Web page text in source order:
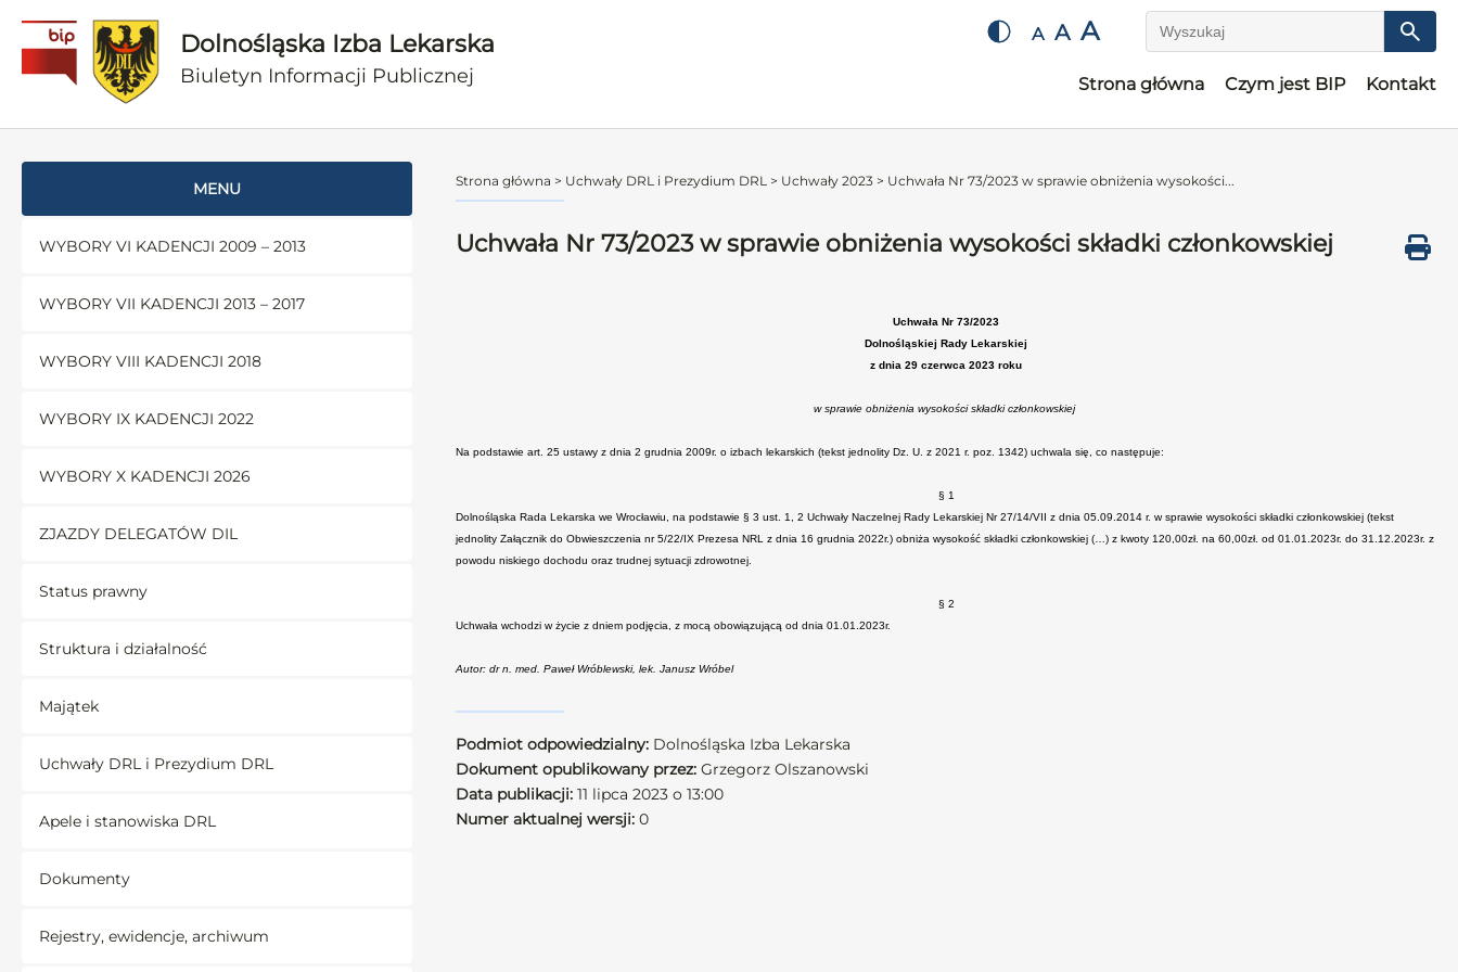
Dolnośląska Izba Lekarska
Biuletyn Informacji Publicznej
A A A Wyszukaj
Strona główna Czym jest BIP Kontakt
MENU
WYBORY VI KADENCJI 2009 – 2013
WYBORY VII KADENCJI 2013 – 2017
WYBORY VIII KADENCJI 2018
WYBORY IX KADENCJI 2022
WYBORY X KADENCJI 2026
ZJAZDY DELEGATÓW DIL
Status prawny
Struktura i działalność
Majątek
Uchwały DRL i Prezydium DRL
Apele i stanowiska DRL
Dokumenty
Rejestry, ewidencje, archiwum
Strona główna > Uchwały DRL i Prezydium DRL > Uchwały 2023 > Uchwała Nr 73/2023 w sprawie obniżenia wysokości...
Uchwała Nr 73/2023 w sprawie obniżenia wysokości składki członkowskiej
Uchwała Nr 73/2023
Dolnośląskiej Rady Lekarskiej
z dnia 29 czerwca 2023 roku
w sprawie obniżenia wysokości składki członkowskiej
Na podstawie art. 25 ustawy z dnia 2 grudnia 2009r. o izbach lekarskich (tekst jednolity Dz. U. z 2021 r. poz. 1342) uchwala się, co następuje:
§ 1
Dolnośląska Rada Lekarska we Wrocławiu, na podstawie § 3 ust. 1, 2 Uchwały Naczelnej Rady Lekarskiej Nr 27/14/VII z dnia 05.09.2014 r. w sprawie wysokości składki członkowskiej (tekst
jednolity Załącznik do Obwieszczenia nr 5/22/IX Prezesa NRL z dnia 16 grudnia 2022r.) obniża wysokość składki członkowskiej (…) z kwoty 120,00zł. na 60,00zł. od 01.01.2023r. do 31.12.2023r. z
powodu niskiego dochodu oraz trudnej sytuacji zdrowotnej.
§ 2
Uchwała wchodzi w życie z dniem podjęcia, z mocą obowiązującą od dnia 01.01.2023r.
Autor: dr n. med. Paweł Wróblewski, lek. Janusz Wróbel
Podmiot odpowiedzialny: Dolnośląska Izba Lekarska
Dokument opublikowany przez: Grzegorz Olszanowski
Data publikacji: 11 lipca 2023 o 13:00
Numer aktualnej wersji: 0